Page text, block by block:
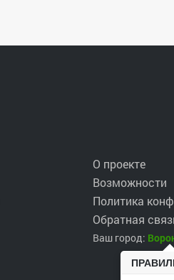
О проекте
Возможности
Политика
Обратная
Ваш город: